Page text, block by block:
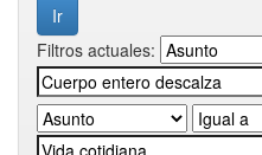
Filtros actuales: